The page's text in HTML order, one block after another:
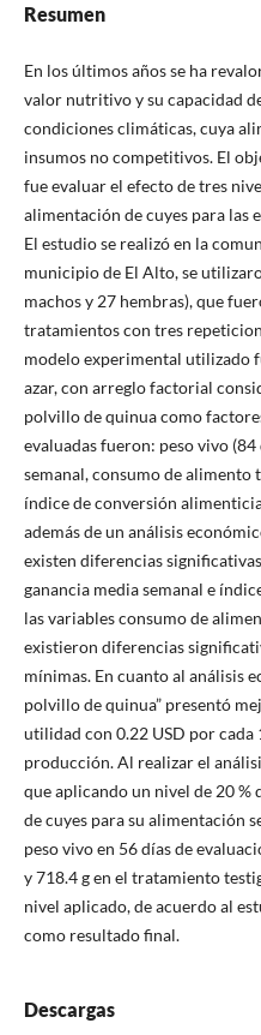
Resumen
En los últimos años se ha
valor nutritivo y su capacidad
condiciones climáticas, cuya
insumos no competitivos. El
fue evaluar el efecto de tres
alimentación de cuyes para las
El estudio se realizó en la
municipio de El Alto, se
machos y 27 hembras), que
tratamientos con tres
modelo experimental utilizado
azar, con arreglo factorial
polvillo de quinua como
evaluadas fueron: peso vivo
semanal, consumo de
índice de conversión
además de un análisis
existen diferencias
ganancia media semanal e
las variables consumo de
existieron diferencias
mínimas. En cuanto al análisis
polvillo de quinua” presentó
utilidad con 0.22 USD por cada
producción. Al realizar el
que aplicando un nivel de 20
de cuyes para su alimentación
peso vivo en 56 días de
y 718.4 g en el tratamiento
nivel aplicado, de acuerdo al
como resultado final.
Descargas